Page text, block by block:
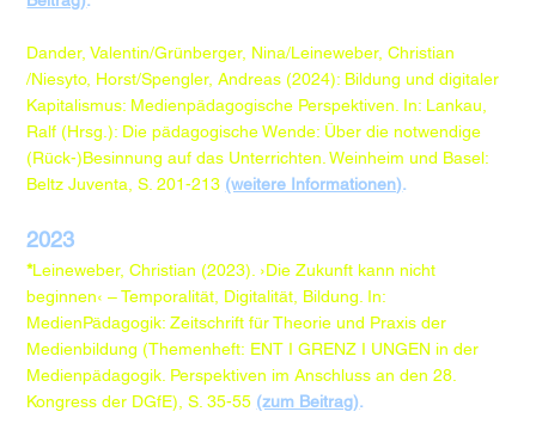
Dander, Valentin/Grünberger, Nina/Leineweber, Christian
/Niesyto, Horst/Spengler, Andreas (2024): Bildung und digitaler
Kapitalismus: Medienpädagogische Perspektiven. In: Lankau,
Ralf (Hrsg.): Die pädagogische Wende: Über die notwendige
(Rück-)Besinnung auf das Unterrichten. Weinheim und Basel:
Beltz Juventa, S. 201-213 (weitere Informationen).
2023
*Leineweber, Christian (2023). ›Die Zukunft kann nicht
beginnen‹ – Temporalität, Digitalität, Bildung. In:
MedienPädagogik: Zeitschrift für Theorie und Praxis der
Medienbildung (Themenheft: ENT I GRENZ I UNGEN in der
Medienpädagogik. Perspektiven im Anschluss an den 28.
Kongress der DGfE), S. 35-55 (zum Beitrag).